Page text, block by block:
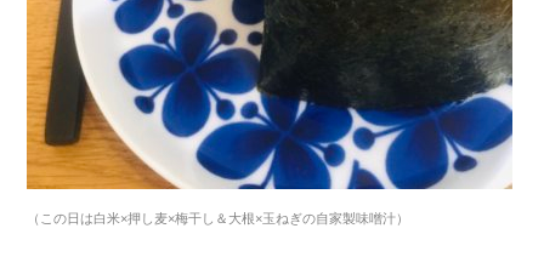
（この日は白米×押し麦×梅干し＆大根×玉ねぎの自家製味噌汁）